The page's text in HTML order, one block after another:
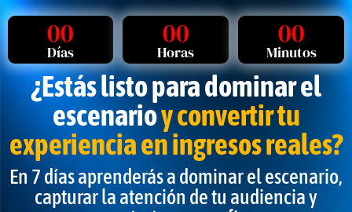
00
Días
00
Horas
00
Minutos
¿Estás listo para dominar el
escenarioy convertir tu
experiencia en ingresos reales?
En 7 días aprenderás a dominar el escenario,
capturar la atención de tu audiencia y